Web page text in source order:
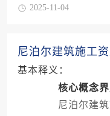
2025-11-04
尼泊尔建筑施工
基本释义：
核心概念
尼泊尔建筑